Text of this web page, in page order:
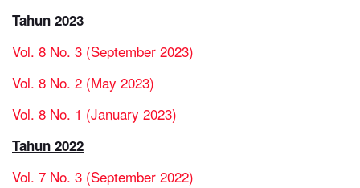
Tahun 2023
Vol. 8 No. 3 (September 2023)
Vol. 8 No. 2 (May 2023)
Vol. 8 No. 1 (January 2023)
Tahun 2022
Vol. 7 No. 3 (September 2022)